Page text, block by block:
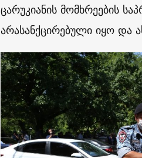
ცარუკიანის მომხრეების
არასანქცირებული იყო და